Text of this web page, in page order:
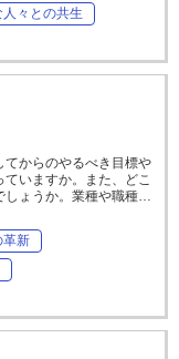
人々との共生
てからのやるべき目標や
いますか。また、どこ
しょうか。業種や職種…
革新